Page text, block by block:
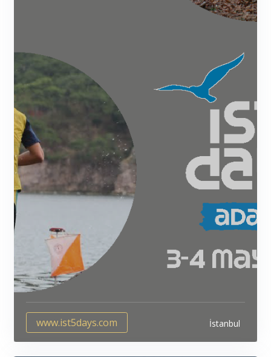
İstanbul
www.ist5days.com